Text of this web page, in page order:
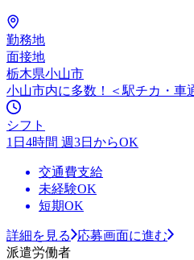
勤務地
面接地
栃木県小山市
小山市内に多数！＜駅チカ・車
シフト
1日4時間 週3日からOK
交通費支給
未経験OK
短期OK
詳細を見る
応募画面に進む
派遣労働者